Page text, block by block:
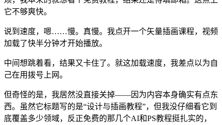
它不够爽快。
说到速度，嗯……慢。真慢。我点开一个矢量插画课程，视频
加载了快半分钟才开始播放。
中间想跳着看，结果又卡住了。就这加载速度，我差点以为自
己在用拨号上网。
但奇怪的是，我居然没直接关掉——因为内容本身确实有点东
西。虽然它标题写的是“设计与插画教程”，但我没仔细看它到
底覆盖多少领域，反正免费的那几个AI和PS教程挺扎实的，